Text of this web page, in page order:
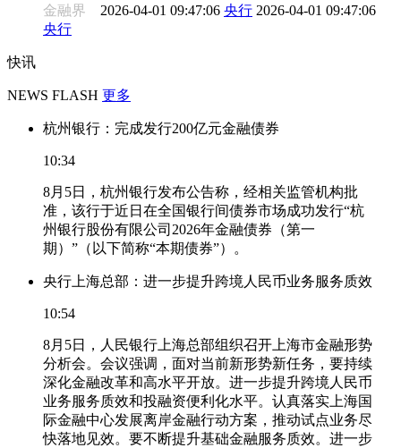
金融界 2026-04-01 09:47:06 央行 2026-04-01 09:47:06
央行
快讯
NEWS FLASH 更多
杭州银行：完成发行200亿元金融债券
10:34
8月5日，杭州银行发布公告称，经相关监管机构批
准，该行于近日在全国银行间债券市场成功发行“杭
州银行股份有限公司2026年金融债券（第一
期）”（以下简称“本期债券”）。
央行上海总部：进一步提升跨境人民币业务服务质效
10:54
8月5日，人民银行上海总部组织召开上海市金融形势
分析会。会议强调，面对当前新形势新任务，要持续
深化金融改革和高水平开放。进一步提升跨境人民币
业务服务质效和投融资便利化水平。认真落实上海国
际金融中心发展离岸金融行动方案，推动试点业务尽
快落地见效。要不断提升基础金融服务质效。进一步